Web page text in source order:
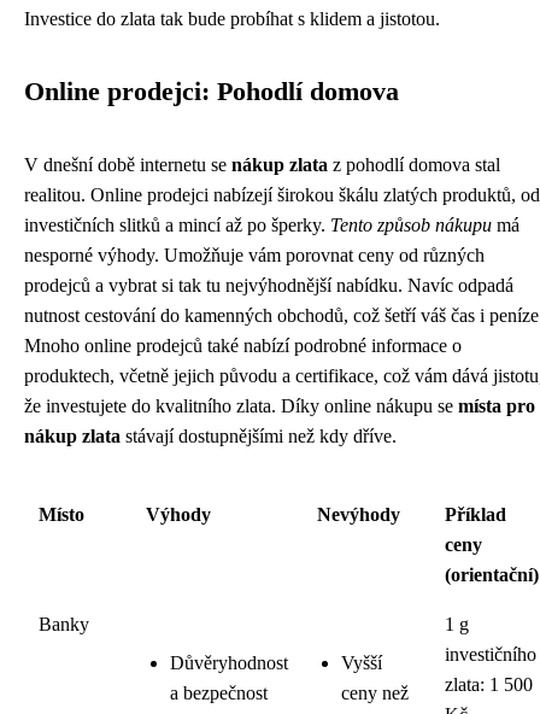
Investice do zlata tak bude probíhat s klidem a jistotou.
Online prodejci: Pohodlí domova
V dnešní době internetu se nákup zlata z pohodlí domova stal
realitou. Online prodejci nabízejí širokou škálu zlatých produktů, od
investičních slitků a mincí až po šperky. Tento způsob nákupu má
nesporné výhody. Umožňuje vám porovnat ceny od různých
prodejců a vybrat si tak tu nejvýhodnější nabídku. Navíc odpadá
nutnost cestování do kamenných obchodů, což šetří váš čas i
Mnoho online prodejců také nabízí podrobné informace o
produktech, včetně jejich původu a certifikace, což vám dává
že investujete do kvalitního zlata. Díky online nákupu se místa pro
nákup zlata stávají dostupnějšími než kdy dříve.
Místo Výhody Nevýhody
Příklad
ceny
(orientační)
Banky
Důvěryhodnost
a bezpečnost
Vyšší
ceny než
1 g
investičního
zlata: 1 500